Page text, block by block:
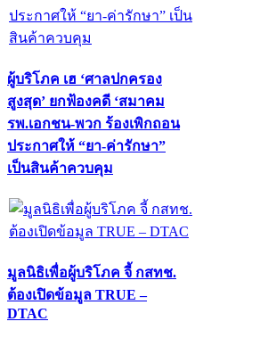
ผู้บริโภค เฮ ‘ศาลปกครอง
สูงสุด’ ยกฟ้องคดี ‘สมาคม
รพ.เอกชน-พวก ร้องเพิกถอน
ประกาศให้ “ยา-ค่ารักษา”
เป็นสินค้าควบคุม
มูลนิธิเพื่อผู้บริโภค จี้ กสทช.
ต้องเปิดข้อมูล TRUE –
DTAC